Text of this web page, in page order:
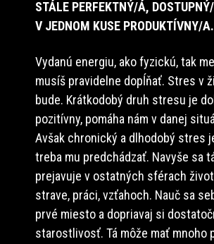
STÁLE PERFEKTNÝ/Á,
V JEDNOM KUSE PRODUKTÍVNY/A.
Vydanú energiu, ako fyzickú, tak
musíš pravidelne dopĺňať. Stres v
bude. Krátkodobý druh stresu je
pozitívny, pomáha nám v danej
Avšak chronický a dlhodobý stres
treba mu predchádzať. Navyše sa
prejavuje v ostatných sférach
strave, práci, vzťahoch. Nauč sa
prvé miesto a dopriavaj si
starostlivosť. Tá môže mať mnoho